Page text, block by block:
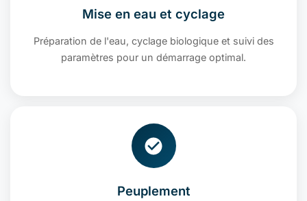
Mise en eau et cyclage
Préparation de l'eau, cyclage biologique et suivi des
paramètres pour un démarrage optimal.
Peuplement